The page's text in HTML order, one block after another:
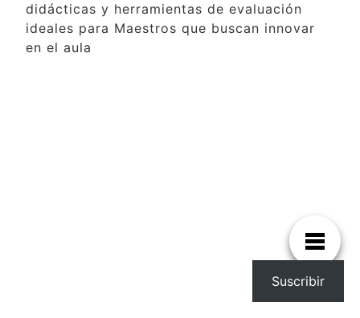
didácticas y herramientas de evaluación
ideales para Maestros que buscan innovar
en el aula
Suscribir